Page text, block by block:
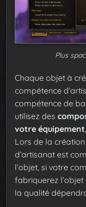
Plus
Chaque objet à
compétence
compétence de
utilisez des
votre équipement
Lors de la
d’artisanat est
l’objet, si votre
fabriquerez
la qualité